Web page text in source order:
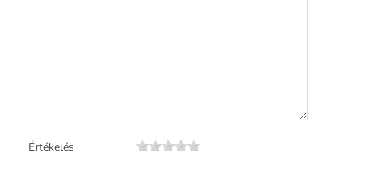
Értékelés